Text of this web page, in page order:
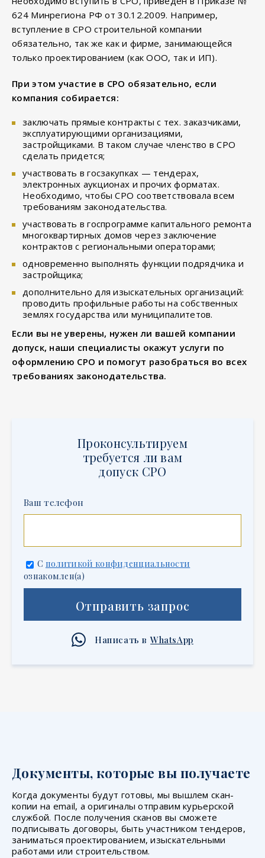
624 Минрегиона РФ от 30.12.2009. Например,
вступление в СРО строительной компании
обязательно, так же как и фирме, занимающейся
только проектированием (как ООО, так и ИП).
При этом участие в СРО обязательно, если
компания собирается:
заключать прямые контракты с тех. заказчиками,
эксплуатирующими организациями,
застройщиками. В таком случае членство в СРО
сделать придется;
участвовать в госзакупках — тендерах,
электронных аукционах и прочих форматах.
Необходимо, чтобы СРО соответствовала всем
требованиям законодательства.
участвовать в госпрограмме капитального ремонта
многоквартирных домов через заключение
контрактов с региональными операторами;
одновременно выполнять функции подрядчика и
застройщика;
дополнительно для изыскательных организаций:
проводить профильные работы на собственных
землях государства или муниципалитетов.
Если вы не уверены, нужен ли вашей компании
допуск, наши специалисты окажут услуги по
оформлению СРО и помогут разобраться во всех
требованиях законодательства.
Проконсультируем
требуется ли вам
допуск СРО
Ваш телефон
С политикой конфиденциальности
ознакомлен(а)
Отправить запрос
Написать в WhatsApp
Документы, которые вы получаете
Когда документы будут готовы, мы вышлем скан-
копии на email, а оригиналы отправим курьерской
службой. После получения сканов вы сможете
подписывать договоры, быть участником тендеров,
заниматься проектированием, изыскательными
работами или строительством.